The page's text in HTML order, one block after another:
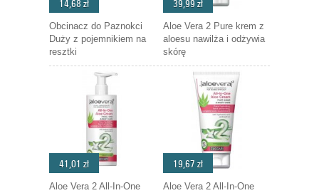
14,68 zł
Obcinacz do Paznokci
Duży z pojemnikiem na
resztki
39,99 zł
Aloe Vera 2 Pure krem z
aloesu nawilża i odżywia
skórę
41,01 zł
Aloe Vera 2 All-In-One
19,67 zł
Aloe Vera 2 All-In-One